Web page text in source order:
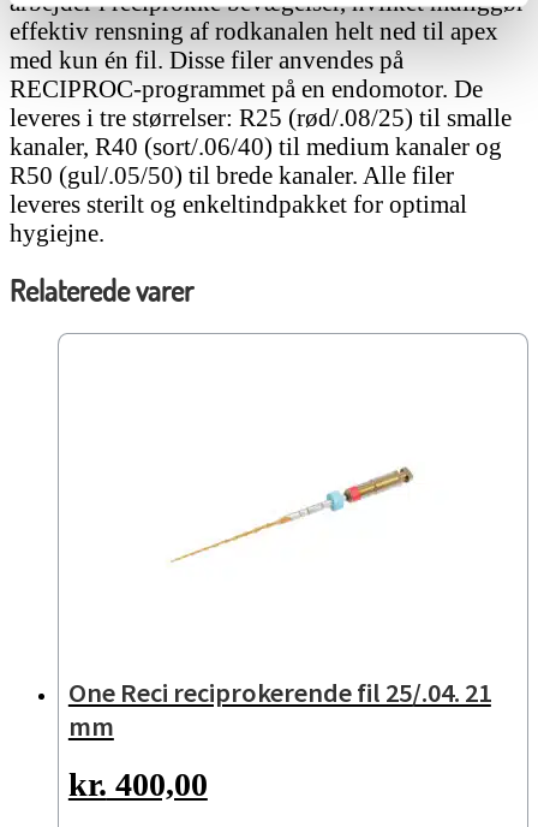
effektiv rensning af rodkanalen helt ned til apex
med kun én fil. Disse filer anvendes på
RECIPROC-programmet på en endomotor. De
leveres i tre størrelser: R25 (rød/.08/25) til smalle
kanaler, R40 (sort/.06/40) til medium kanaler og
R50 (gul/.05/50) til brede kanaler. Alle filer
leveres sterilt og enkeltindpakket for optimal
hygiejne.
Relaterede varer
One Reci reciprokerende fil 25/.04. 21
mm
kr. 400,00